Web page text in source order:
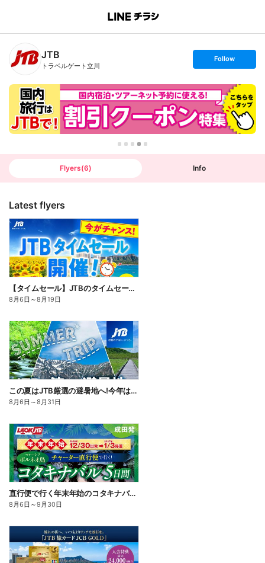
B
n
h
T
JTB
トラベルゲート立川
s
t
o
l
o
w
Follow
Flyers(6) Info
Latest flyers
【タイムセール】JTBのタイムセール開催中!国内も海外も♪期間限定なのでお見逃しなく!
8月6日 ～8月19日
この夏はJTB厳選の避暑地へ!今年は、旅の目的地に「涼しさ」を選んでみませんか。割引クーポンもご用意
8月6日 ～8月31日
直行便で行く年末年始のコタキナバル。リバーサファリや2つの離島巡りなどから選べる満喫プランをご用意♪
8月6日 ～9月30日